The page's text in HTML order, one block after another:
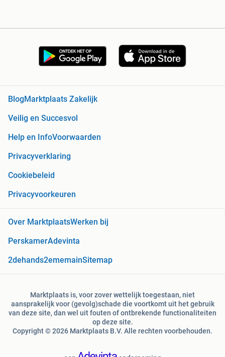
BlogMarktplaats Zakelijk
Veilig en Succesvol
Help en InfoVoorwaarden
Privacyverklaring
Cookiebeleid
Privacyvoorkeuren
Over MarktplaatsWerken bij
PerskamerAdevinta
2dehands2ememainSitemap
Marktplaats is, voor zover wettelijk toegestaan, niet
aansprakelijk voor (gevolg)schade die voortkomt uit het gebruik
van deze site, dan wel uit fouten of ontbrekende functionaliteiten
op deze site.
Copyright © 2026 Marktplaats B.V. Alle rechten voorbehouden.